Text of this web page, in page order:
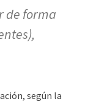
de forma